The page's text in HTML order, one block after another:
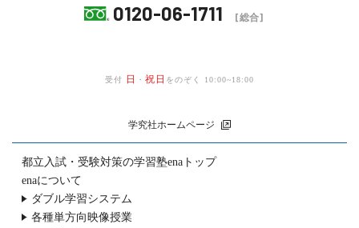
0120-06-1711 [総合]
受付 日 ・ 祝日 をのぞく 10:00~18:00
学究社ホームページ
都立入試・受験対策の学習塾enaトップ
enaについて
ダブル学習システム
各種単方向映像授業